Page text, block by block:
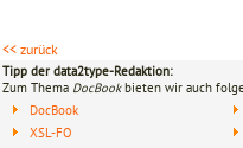
<< zurück
Tipp der data2type-Redaktion:
Zum Thema DocBookbieten wir auch
DocBook
XSL-FO